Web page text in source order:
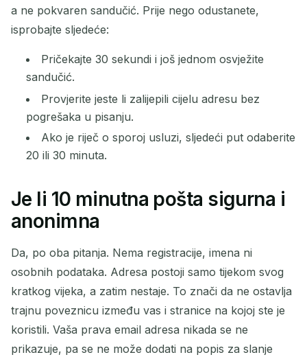
a ne pokvaren sandučić. Prije nego odustanete,
isprobajte sljedeće:
Pričekajte 30 sekundi i još jednom osvježite
sandučić.
Provjerite jeste li zalijepili cijelu adresu bez
pogrešaka u pisanju.
Ako je riječ o sporoj usluzi, sljedeći put odaberite
20 ili 30 minuta.
Je li 10 minutna pošta sigurna i
anonimna
Da, po oba pitanja. Nema registracije, imena ni
osobnih podataka. Adresa postoji samo tijekom svog
kratkog vijeka, a zatim nestaje. To znači da ne ostavlja
trajnu poveznicu između vas i stranice na kojoj ste je
koristili. Vaša prava email adresa nikada se ne
prikazuje, pa se ne može dodati na popis za slanje